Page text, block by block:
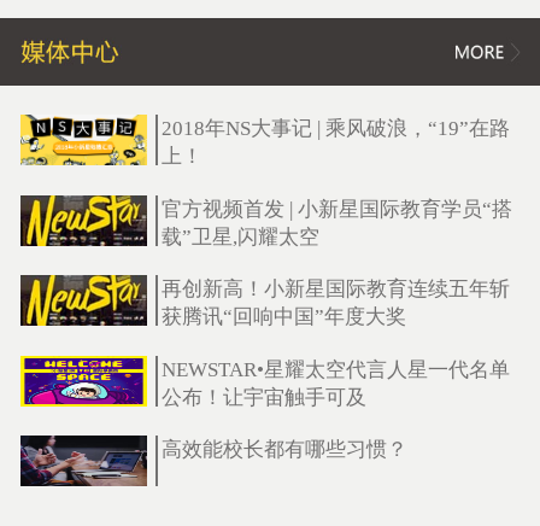
2018年NS大事记 | 乘风破浪，“19”在路
上！
官方视频首发 | 小新星国际教育学员“搭
载”卫星,闪耀太空
再创新高！小新星国际教育连续五年斩
获腾讯“回响中国”年度大奖
NEWSTAR•星耀太空代言人星一代名单
公布！让宇宙触手可及
高效能校长都有哪些习惯？